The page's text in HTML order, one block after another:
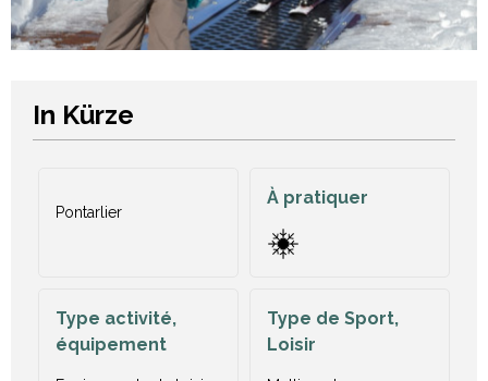
In Kürze
Pontarlier
À pratiquer
Type activité,
équipement
Type de Sport,
Loisir